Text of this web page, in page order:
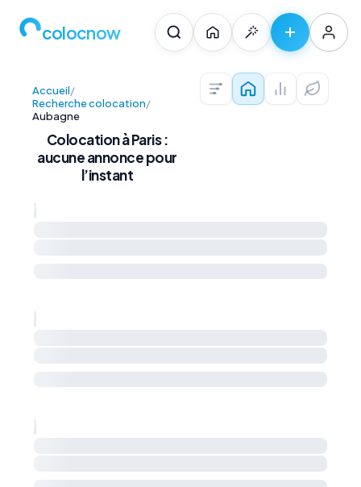
colocnow
Colocations —
Prix au m² et
Accueil/
Recherche colocation/
Aubagne
Colocation à Paris :
aucune annonce pour
l’instant